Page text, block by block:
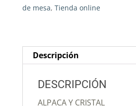
de mesa, Tienda online
Descripción
DESCRIPCIÓN
ALPACA Y CRISTAL